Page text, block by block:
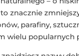
znacznie
parafiny,
wielu popularnych